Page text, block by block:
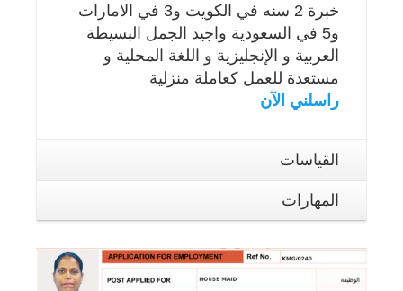
خبرة 2 سنه في الكويت و3 في الامارات
و5 في السعودية واجيد الجمل البسيطة
العربية و الإنجليزية و اللغة المحلية و
مستعدة للعمل كعاملة منزلية
راسلني الآن
القياسات
المهارات